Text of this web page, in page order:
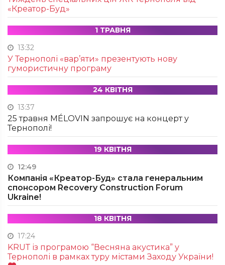
«Креатор-Буд»
1 ТРАВНЯ
13:32
У Тернополі «вар’яти» презентують нову
гумористичну програму
24 КВІТНЯ
13:37
25 травня MÉLOVIN запрошує на концерт у
Тернополі!
19 КВІТНЯ
12:49
Компанія «Креатор-Буд» стала генеральним
спонсором Recovery Construction Forum
Ukraine!
18 КВІТНЯ
17:24
KRUТ із програмою “Весняна акустика” у
Тернополі в рамках туру містами Заходу України!